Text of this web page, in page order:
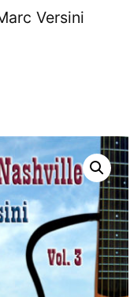
Versini